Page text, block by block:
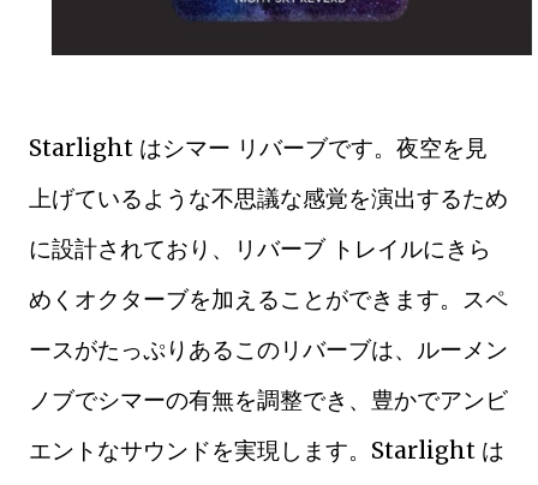
Starlight はシマー リバーブです。夜空を見
上げているような不思議な感覚を演出するため
に設計されており、リバーブ トレイルにきら
めくオクターブを加えることができます。スペ
ースがたっぷりあるこのリバーブは、ルーメン
ノブでシマーの有無を調整でき、豊かでアンビ
エントなサウンドを実現します。Starlight は